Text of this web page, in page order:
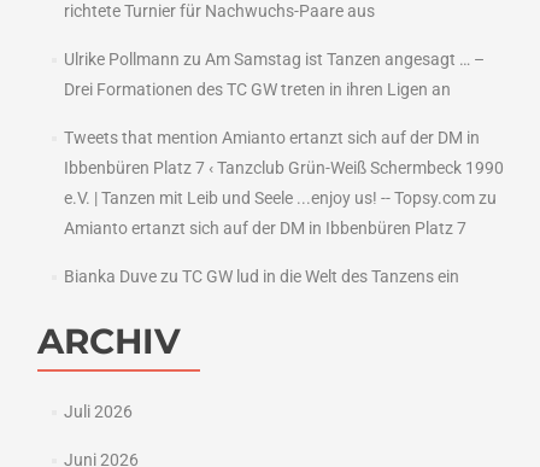
richtete Turnier für Nachwuchs-Paare aus
Ulrike Pollmann zu Am Samstag ist Tanzen angesagt … –
Drei Formationen des TC GW treten in ihren Ligen an
Tweets that mention Amianto ertanzt sich auf der DM in
Ibbenbüren Platz 7 ‹ Tanzclub Grün-Weiß Schermbeck 1990
e.V. | Tanzen mit Leib und Seele ...enjoy us! -- Topsy.comzu
Amianto ertanzt sich auf der DM in Ibbenbüren Platz 7
Bianka Duvezu TC GW lud in die Welt des Tanzens ein
ARCHIV
Juli 2026
Juni 2026